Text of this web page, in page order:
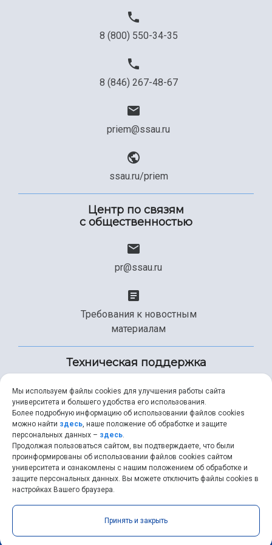
Официальные документы
8 (800) 550-34-35
8 (846) 267-48-67
priem@ssau.ru
ssau.ru/priem
Центр по связям
с общественностью
pr@ssau.ru
Требования к новостным
материалам
Техническая поддержка
+7 (846) 267-49-99
help@ssau.ru
Самарский университет © 2026 |ssau.ru
RSS
Мы используем файлы cookies для улучшения работы сайта
университета и большего удобства его использования.
Более подробную информацию об использовании файлов cookies
можно найти здесь, наше положение об обработке и защите
персональных данных – здесь.
Продолжая пользоваться сайтом, вы подтверждаете, что были
проинформированы об использовании файлов cookies сайтом
университета и ознакомлены с нашим положением об обработке и
защите персональных данных. Вы можете отключить файлы cookies в
настройках Вашего браузера.
Принять и закрыть